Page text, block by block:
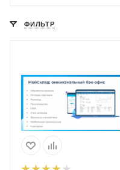
ФИЛЬТР